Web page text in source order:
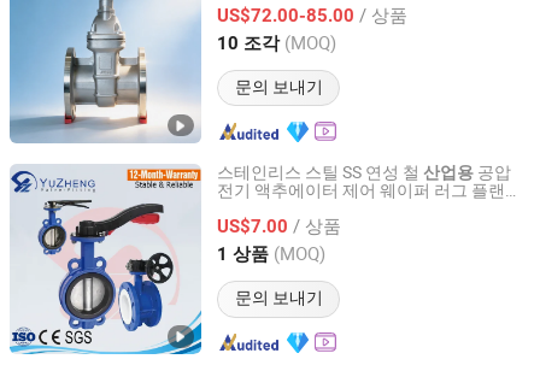
US$72.00-85.00 / 상품
10 조각 (MOQ)
문의 보내기
Shanghai, China 이후 2026
스테인리스 스틸 SS 연성 철 산업용 공압
전기 액추에이터 제어 웨이퍼 러그 플랜지
US$7.00 / 상품
1 상품 (MOQ)
문의 보내기
Zhejiang Yuzheng Valve Technology Co., Ltd.
Zhejiang, China 이후 2014